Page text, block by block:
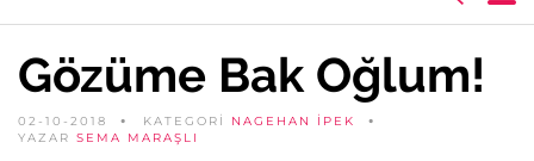
Gözüme Bak Oğlum!
02-10-2018 KATEGORİ NAGEHAN İPEK
YAZAR SEMA MARAŞLI